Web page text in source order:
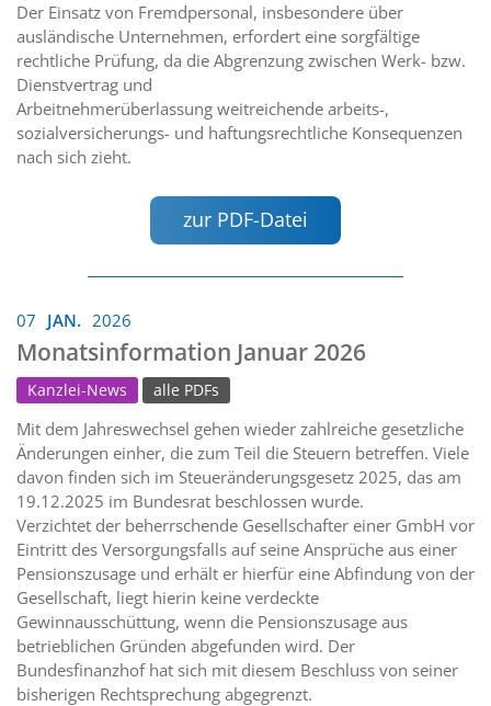
Der Einsatz von Fremdpersonal, insbesondere über
ausländische Unternehmen, erfordert eine sorgfältige
rechtliche Prüfung, da die Abgrenzung zwischen Werk- bzw.
Dienstvertrag und
Arbeitnehmerüberlassung weitreichende arbeits-,
sozialversicherungs- und haftungsrechtliche Konsequenzen
nach sich zieht.
zur PDF-Datei
07 JAN. 2026
Monatsinformation Januar 2026
Kanzlei-News alle PDFs
Mit dem Jahreswechsel gehen wieder zahlreiche gesetzliche
Änderungen einher, die zum Teil die Steuern betreffen. Viele
davon finden sich im Steueränderungsgesetz 2025, das am
19.12.2025 im Bundesrat beschlossen wurde.
Verzichtet der beherrschende Gesellschafter einer GmbH vor
Eintritt des Versorgungsfalls auf seine Ansprüche aus einer
Pensionszusage und erhält er hierfür eine Abfindung von der
Gesellschaft, liegt hierin keine verdeckte
Gewinnausschüttung, wenn die Pensionszusage aus
betrieblichen Gründen abgefunden wird. Der
Bundesfinanzhof hat sich mit diesem Beschluss von seiner
bisherigen Rechtsprechung abgegrenzt.